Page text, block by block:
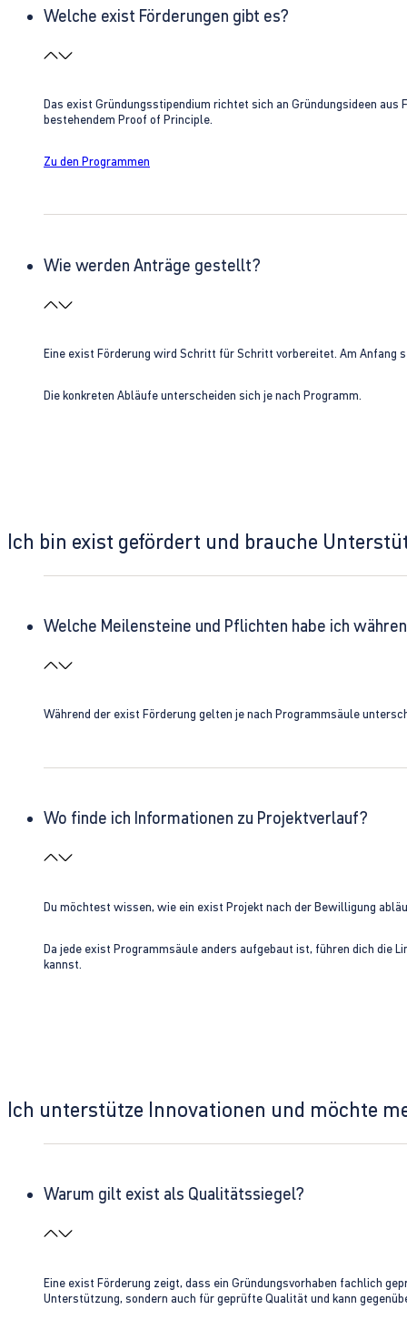
Welche exist Förderungen gibt es?
Das exist Gründungsstipendium richtet sich an Gründungsideen
bestehendem Proof of Principle.
Zu den Programmen
Wie werden Anträge gestellt?
Eine exist Förderung wird Schritt für Schritt vorbereitet. Am Anfang
Die konkreten Abläufe unterscheiden sich je nach Programm.
Ich bin exist gefördert und brauche
Welche Meilensteine und Pflichten habe ich
Während der exist Förderung gelten je nach Programmsäule
Wo finde ich Informationen zu Projektverlauf?
Du möchtest wissen, wie ein exist Projekt nach der Bewilligung
Da jede exist Programmsäule anders aufgebaut ist, führen dich die
kannst.
Ich unterstütze Innovationen und möchte
Warum gilt exist als Qualitätssiegel?
Eine exist Förderung zeigt, dass ein Gründungsvorhaben fachlich
Unterstützung, sondern auch für geprüfte Qualität und kann